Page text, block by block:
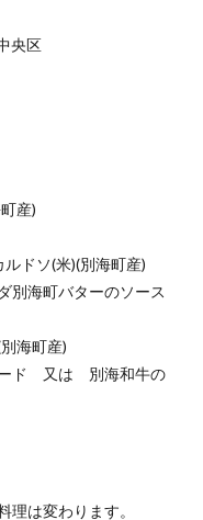
央区
産)
ドソ(米)(別海町産)
別海町バターのソース
海町産)
ード 又は 別海和牛の
は変わります。